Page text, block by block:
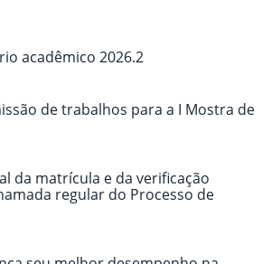
acadêmico 2026.2
de trabalhos para a I Mostra de
da matrícula e da verificação
regular do Processo de